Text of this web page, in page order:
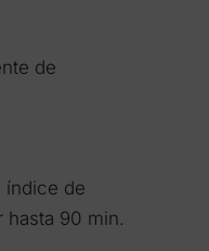
de
índice de
hasta 90 min.